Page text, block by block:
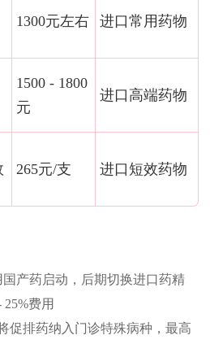
1300元左右 进口常用药物
1500 - 1800
元
进口高端药物
265元/支 进口短效药物
产药启动，后期切换进口药精
费用
促排药纳入门诊特殊病种，最高